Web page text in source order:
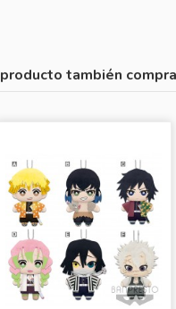
también